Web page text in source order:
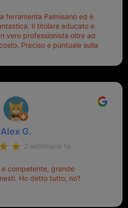
ferramenta Palmisano ed è
Il titolare educato e
vero professionista oltre ad
Preciso e puntuale sulla
Alex G.
2 settimane fa
competente, grande
Ho detto tutto, no?